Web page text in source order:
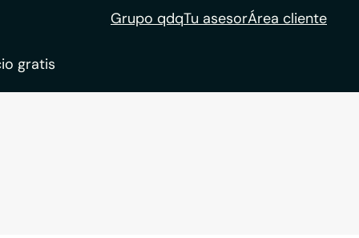
Grupo qdqTu asesorÁrea cliente
gratis